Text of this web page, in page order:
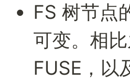
FS 树节点
可变。相
FUSE，